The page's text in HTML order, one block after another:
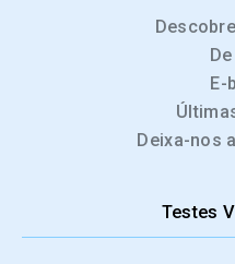
E-
Deixa-nos
Testes